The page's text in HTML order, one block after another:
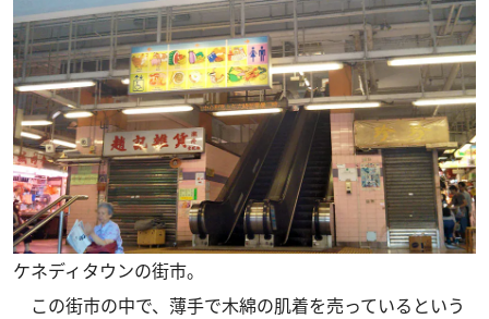
ケネディタウンの街市。
この街市の中で、薄手で木綿の肌着を売っているという